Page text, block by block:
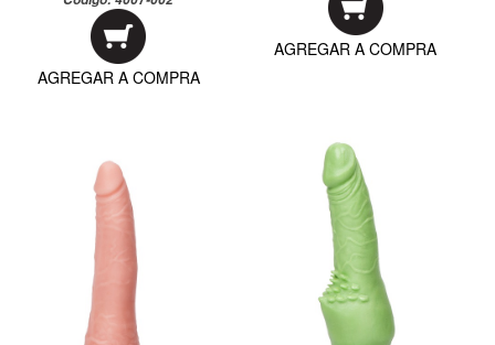
AGREGAR A COMPRA
AGREGAR A COMPRA